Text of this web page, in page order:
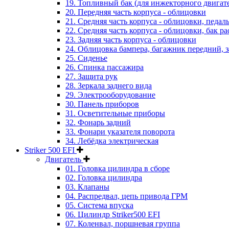
19. Топливный бак (для инжекторного
20. Передняя часть корпуса - облицовки
21. Средняя часть корпуса - облицовки,
22. Средняя часть корпуса - облицовки, бак
23. Задняя часть корпуса - облицовки
24. Облицовка бампера, багажник передний,
25. Сиденье
26. Спинка пассажира
27. Защита рук
28. Зеркала заднего вида
29. Электрооборудование
30. Панель приборов
31. Oсветительные приборы
32. Фонарь задний
33. Фонари указателя поворота
34. Лебёдка электрическая
Striker 500 EFI
Двигатель
01. Головка цилиндра в сборе
02. Головка цилиндра
03. Клапаны
04. Распредвал, цепь привода ГРМ
05. Система впуска
06. Цилиндр Striker500 EFI
07. Коленвал, поршневая группа